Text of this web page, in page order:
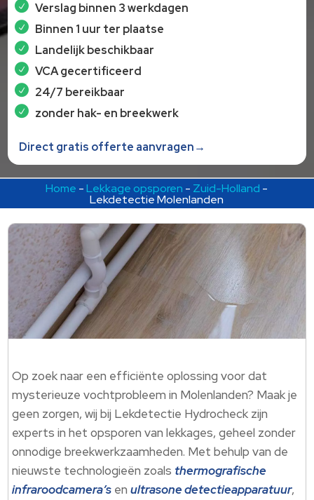
Verslag binnen 3 werkdagen
Binnen 1 uur ter plaatse
Landelijk beschikbaar
VCA gecertificeerd
24/7 bereikbaar
zonder hak- en breekwerk
Direct gratis offerte aanvragen→
Home -Lekkage opsporen - Zuid-Holland -
Lekdetectie Molenlanden
Op zoek naar een efficiënte oplossing voor dat
mysterieuze vochtprobleem in Molenlanden? Maak je
geen zorgen, wij bij Lekdetectie Hydrocheck zijn
experts in het opsporen van lekkages, geheel zonder
onnodige breekwerkzaamheden. Met behulp van de
nieuwste technologieën zoals thermografische
infraroodcamera’s enultrasone detectieapparatuur,